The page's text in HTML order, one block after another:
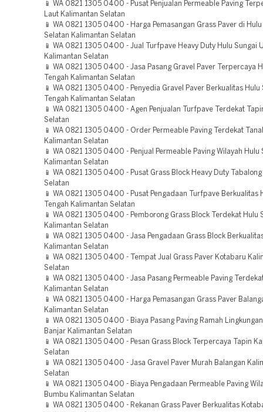
📱 WA 0821 1305 0400 - Pusat Penjualan Permeable Paving
Laut Kalimantan Selatan
📱 WA 0821 1305 0400 - Harga Pemasangan Grass Paver di Hulu
Selatan Kalimantan Selatan
📱 WA 0821 1305 0400 - Jual Turfpave Heavy Duty Hulu Sungai
Kalimantan Selatan
📱 WA 0821 1305 0400 - Jasa Pasang Gravel Paver Terpercaya
Tengah Kalimantan Selatan
📱 WA 0821 1305 0400 - Penyedia Gravel Paver Berkualitas Hulu
Tengah Kalimantan Selatan
📱 WA 0821 1305 0400 - Agen Penjualan Turfpave Terdekat
Selatan
📱 WA 0821 1305 0400 - Order Permeable Paving Terdekat
Kalimantan Selatan
📱 WA 0821 1305 0400 - Penjual Permeable Paving Wilayah Hulu
Kalimantan Selatan
📱 WA 0821 1305 0400 - Pusat Grass Block Heavy Duty
Selatan
📱 WA 0821 1305 0400 - Pusat Pengadaan Turfpave Berkualitas
Tengah Kalimantan Selatan
📱 WA 0821 1305 0400 - Pemborong Grass Block Terdekat Hulu
Kalimantan Selatan
📱 WA 0821 1305 0400 - Jasa Pengadaan Grass Block
Kalimantan Selatan
📱 WA 0821 1305 0400 - Tempat Jual Grass Paver Kotabaru
Selatan
📱 WA 0821 1305 0400 - Jasa Pasang Permeable Paving
Kalimantan Selatan
📱 WA 0821 1305 0400 - Harga Pemasangan Grass Paver
Kalimantan Selatan
📱 WA 0821 1305 0400 - Biaya Pasang Paving Ramah
Banjar Kalimantan Selatan
📱 WA 0821 1305 0400 - Pesan Grass Block Terpercaya Tapin
Selatan
📱 WA 0821 1305 0400 - Jasa Gravel Paver Murah Balangan
Selatan
📱 WA 0821 1305 0400 - Biaya Pengadaan Permeable Paving
Bumbu Kalimantan Selatan
📱 WA 0821 1305 0400 - Rekanan Grass Paver Berkualitas